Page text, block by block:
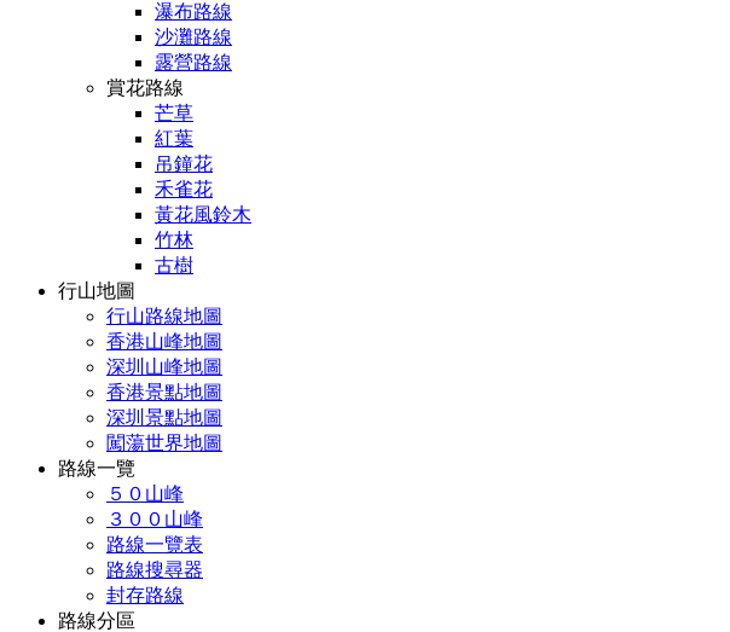
瀑布路線
沙灘路線
露營路線
賞花路線
芒草
紅葉
吊鐘花
禾雀花
黃花風鈴木
竹林
古樹
行山地圖
行山路線地圖
香港山峰地圖
深圳山峰地圖
香港景點地圖
深圳景點地圖
闖蕩世界地圖
路線一覽
５０山峰
３００山峰
路線一覽表
路線搜尋器
封存路線
路線分區